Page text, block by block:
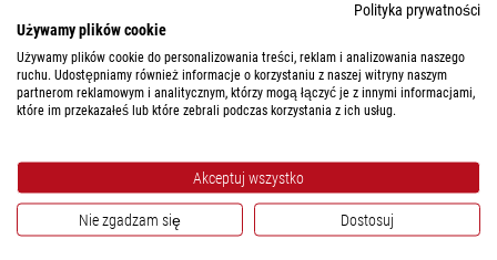
wygodny, a w przypadku astrofotografii absolutnie niezbędny.
BEZPIECZEŃSTWO & OCHRONA DANYCH OSOBISTYCH
Polityka prywatności
Używamy plików cookie
Używamy plików cookie do personalizowania treści, reklam i analizowania naszego
ruchu. Udostępniamy również informacje o korzystaniu z naszej witryny naszym
partnerom reklamowym i analitycznym, którzy mogą łączyć je z innymi informacjami,
które im przekazałeś lub które zebrali podczas korzystania z ich usług.
Akceptuj wszystko
Nie zgadzam się Dostosuj